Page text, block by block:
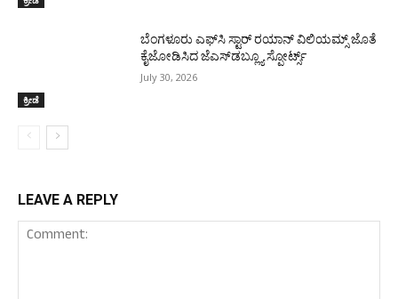
ಕ್ರೀಡೆ
ಬೆಂಗಳೂರು ಎಫ್‌ಸಿ ಸ್ಟಾರ್ ರಯಾನ್ ವಿಲಿಯಮ್ಸ್ ಜೊತೆ
ಕೈಜೋಡಿಸಿದ ಜೆಎಸ್‌ಡಬ್ಲ್ಯೂ ಸ್ಪೋರ್ಟ್ಸ್
July 30, 2026
LEAVE A REPLY